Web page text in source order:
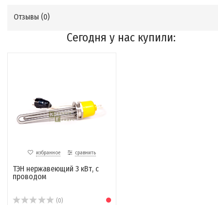
Отзывы (0)
Сегодня у нас купили:
избранное сравнить
ТЭН нержавеющий 3 кВт, с
проводом
(0)